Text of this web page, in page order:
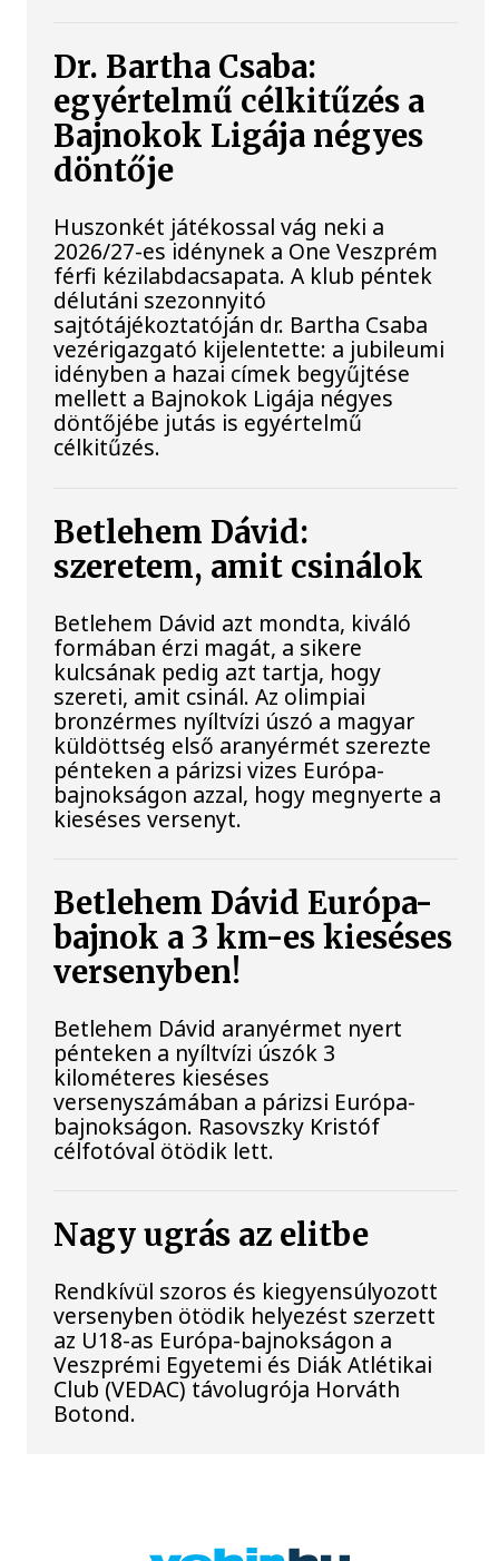
Dr. Bartha Csaba:
egyértelmű célkitűzés a
Bajnokok Ligája négyes
döntője
Huszonkét játékossal vág neki a
2026/27-es idénynek a One Veszprém
férfi kézilabdacsapata. A klub péntek
délutáni szezonnyitó
sajtótájékoztatóján dr. Bartha Csaba
vezérigazgató kijelentette: a jubileumi
idényben a hazai címek begyűjtése
mellett a Bajnokok Ligája négyes
döntőjébe jutás is egyértelmű
célkitűzés.
Betlehem Dávid:
szeretem, amit csinálok
Betlehem Dávid azt mondta, kiváló
formában érzi magát, a sikere
kulcsának pedig azt tartja, hogy
szereti, amit csinál. Az olimpiai
bronzérmes nyíltvízi úszó a magyar
küldöttség első aranyérmét szerezte
pénteken a párizsi vizes Európa-
bajnokságon azzal, hogy megnyerte a
kieséses versenyt.
Betlehem Dávid Európa-
bajnok a 3 km-es kieséses
versenyben!
Betlehem Dávid aranyérmet nyert
pénteken a nyíltvízi úszók 3
kilométeres kieséses
versenyszámában a párizsi Európa-
bajnokságon. Rasovszky Kristóf
célfotóval ötödik lett.
Nagy ugrás az elitbe
Rendkívül szoros és kiegyensúlyozott
versenyben ötödik helyezést szerzett
az U18-as Európa-bajnokságon a
Veszprémi Egyetemi és Diák Atlétikai
Club (VEDAC) távolugrója Horváth
Botond.